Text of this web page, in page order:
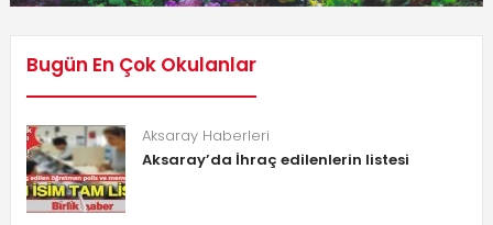
Bugün En Çok Okulanlar
Aksaray Haberleri
Aksaray’da İhraç edilenlerin listesi